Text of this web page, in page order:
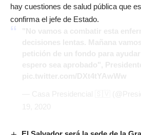
hay cuestiones de salud pública que
confirma el jefe de Estado.